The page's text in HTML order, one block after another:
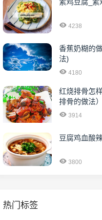
素鸡豆腐_素
4238
香蕉奶糊的
法)
4180
红烧排骨怎
排骨的做法）
3914
豆腐鸡血酸
3800
热门标签